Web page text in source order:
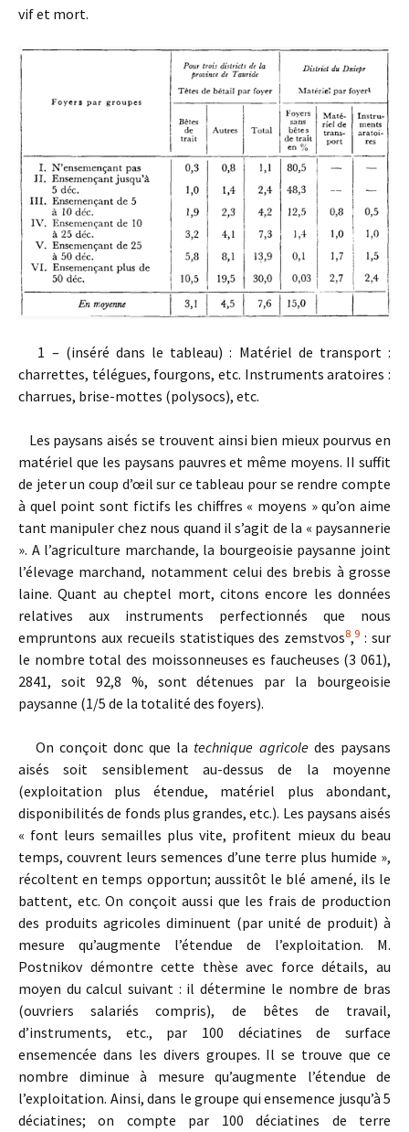
vif et mort.
1 – (inséré dans le tableau) : Matériel de transport :
charrettes, télégues, fourgons, etc. Instruments aratoires :
charrues, brise-mottes (polysocs), etc.
Les paysans aisés se trouvent ainsi bien mieux pourvus en
matériel que les paysans pauvres et même moyens. II suffit
de jeter un coup d’œil sur ce tableau pour se rendre compte
à quel point sont fictifs les chiffres « moyens » qu’on aime
tant manipuler chez nous quand il s’agit de la « paysannerie
». A l’agriculture marchande, la bourgeoisie paysanne joint
l’élevage marchand, notamment celui des brebis à grosse
laine. Quant au cheptel mort, citons encore les données
relatives aux instruments perfectionnés que nous
empruntons aux recueils statistiques des zemstvos8,9 : sur
le nombre total des moissonneuses es faucheuses (3 061),
2841, soit 92,8 %, sont détenues par la bourgeoisie
paysanne (1/5 de la totalité des foyers).
On conçoit donc que la technique agricoledes paysans
aisés soit sensiblement au-dessus de la moyenne
(exploitation plus étendue, matériel plus abondant,
disponibilités de fonds plus grandes, etc.). Les paysans aisés
« font leurs semailles plus vite, profitent mieux du beau
temps, couvrent leurs semences d’une terre plus humide »,
récoltent en temps opportun; aussitôt le blé amené, ils le
battent, etc. On conçoit aussi que les frais de production
des produits agricoles diminuent (par unité de produit) à
mesure qu’augmente l’étendue de l’exploitation. M.
Postnikov démontre cette thèse avec force détails, au
moyen du calcul suivant : il détermine le nombre de bras
(ouvriers salariés compris), de bêtes de travail,
d’instruments, etc., par 100 déciatines de surface
ensemencée dans les divers groupes. Il se trouve que ce
nombre diminue à mesure qu’augmente l’étendue de
l’exploitation. Ainsi, dans le groupe qui ensemence jusqu’à 5
déciatines; on compte par 100 déciatines de terre